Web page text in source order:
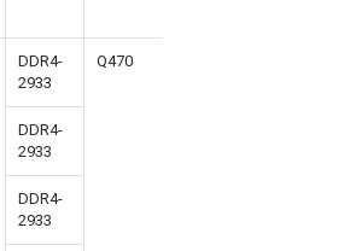
DDR4-
2933
Q470
DDR4-
2933
DDR4-
2933